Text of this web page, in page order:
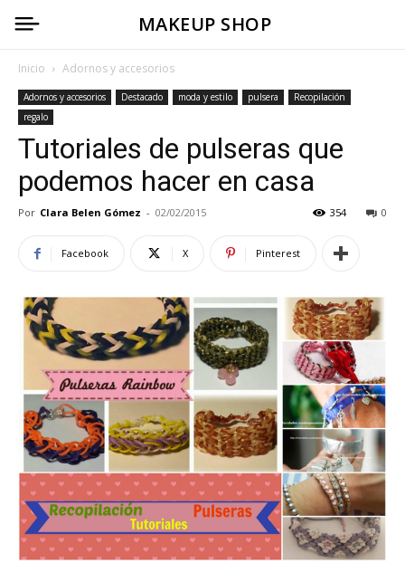
MAKEUP SHOP
Inicio Adornos y accesorios
Adornos y accesorios Destacado moda y estilo pulsera
Recopilación
regalo
Tutoriales de pulseras que
podemos hacer en casa
Por Clara Belen Gómez - 02/02/2015 0
354
Facebook X Pinterest